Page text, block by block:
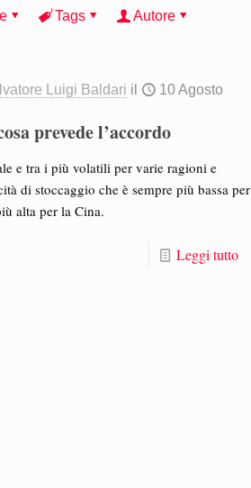
Tags Autore
Luigi Baldari il
10 Agosto
prevede l’accordo
e tra i più volatili per varie ragioni e
di stoccaggio che è sempre più bassa per
alta per la Cina.
Leggi tutto